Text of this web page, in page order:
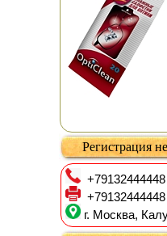
Регистрация
+79132444448
+79132444448
г. Москва,